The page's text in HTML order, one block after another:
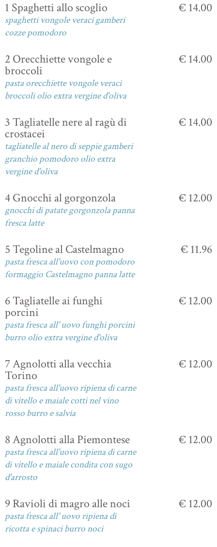
1 Spaghetti allo scoglio
spaghetti vongole veraci gamberi
cozze pomodoro
€ 14.00
2 Orecchiette vongole e
broccoli
pasta orecchiette vongole veraci
broccoli olio extra vergine d'oliva
€ 14.00
3 Tagliatelle nere al ragù di
crostacei
tagliatelle al nero di seppie gamberi
granchio pomodoro olio extra
vergine d'oliva
€ 14.00
4 Gnocchi al gorgonzola
gnocchi di patate gorgonzola panna
fresca latte
€ 12.00
5 Tegoline al Castelmagno
pasta fresca all'uovo con pomodoro
formaggio Castelmagno panna latte
€ 11.96
6 Tagliatelle ai funghi
porcini
pasta fresca all' uovo funghi porcini
burro olio extra vergine d'oliva
€ 12.00
7 Agnolotti alla vecchia
Torino
pasta fresca all'uovo ripiena di carne
di vitello e maiale cotti nel vino
rosso burro e salvia
€ 12.00
8 Agnolotti alla Piemontese
pasta fresca all'uovo ripiena di carne
di vitello e maiale condita con sugo
d'arrosto
€ 12.00
9 Ravioli di magro alle noci
pasta fresca all' uovo ripiena di
ricotta e spinaci burro noci
€ 12.00